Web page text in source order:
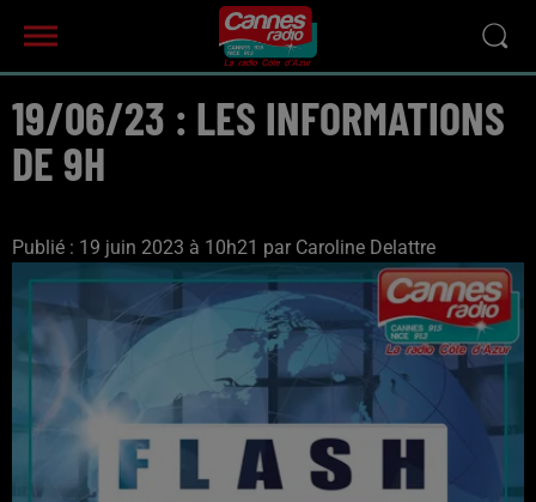
19/06/23 : LES INFORMATIONS
DE 9H
Publié : 19 juin 2023 à 10h21 par Caroline Delattre